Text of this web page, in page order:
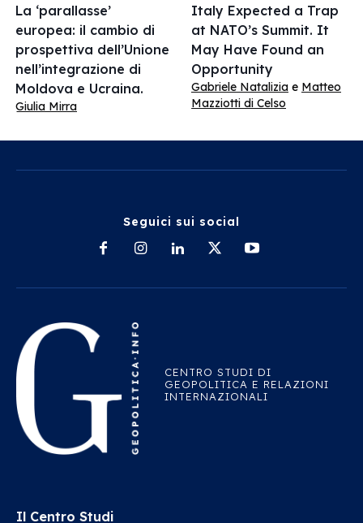
La ‘parallasse’
europea: il cambio di
prospettiva dell’Unione
nell’integrazione di
Moldova e Ucraina.
Giulia Mirra
Italy Expected a Trap
at NATO’s Summit. It
May Have Found an
Opportunity
Gabriele Natalizia e Matteo
Mazziotti di Celso
Seguici sui social
CENTRO STUDI DI
GEOPOLITICA E RELAZIONI
INTERNAZIONALI
Il Centro Studi